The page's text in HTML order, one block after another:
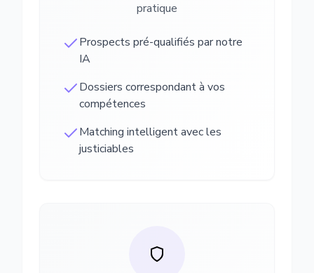
pratique
Prospects pré-qualifiés par notre
IA
Dossiers correspondant à vos
compétences
Matching intelligent avec les
justiciables